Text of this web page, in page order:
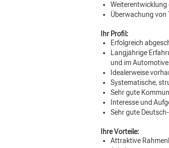
Weiterentwicklung
Überwachung von
Ihr Profil:
Erfolgreich
Langjährige
und im Automotive
Idealerweise
Systematische,
Sehr gute
Interesse und
Sehr gute
Ihre Vorteile:
Attraktive